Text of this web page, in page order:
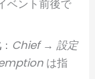
ベント前後で
： Chief → 設定
は指